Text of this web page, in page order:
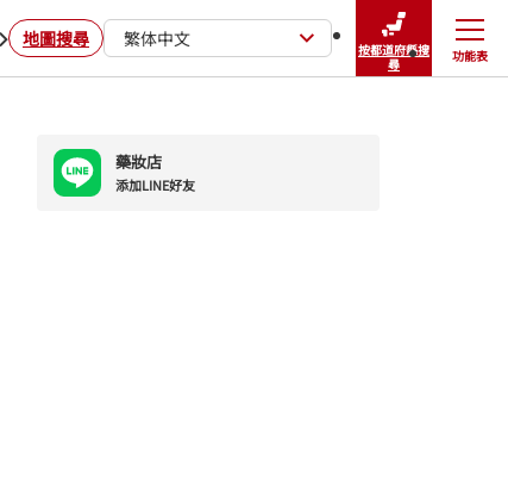
地圖搜尋 繁体中文
按都道府縣搜
尋
功能表
關閉
藥妝店
添加LINE好友